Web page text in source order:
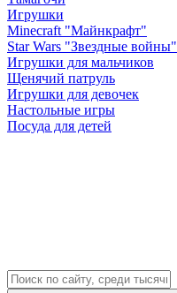
Игрушки
Minecraft "Майнкрафт"
Star Wars "Звездные войны"
Игрушки для мальчиков
Щенячий патруль
Игрушки для девочек
Настольные игры
Посуда для детей